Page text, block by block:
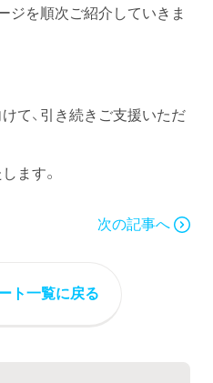
ジを順次ご紹介していきま
て、引き続きご支援いただ
ます。
次の記事へ
ト一覧に戻る